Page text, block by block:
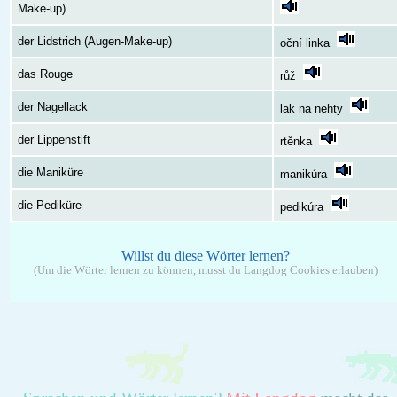
Make-up)
der Lidstrich (Augen-Make-up) oční linka
das Rouge růž
der Nagellack lak na nehty
der Lippenstift rtěnka
die Maniküre manikúra
die Pediküre pedikúra
Willst du diese Wörter lernen?
(Um die Wörter lernen zu können, musst du Langdog Cookies erlauben)